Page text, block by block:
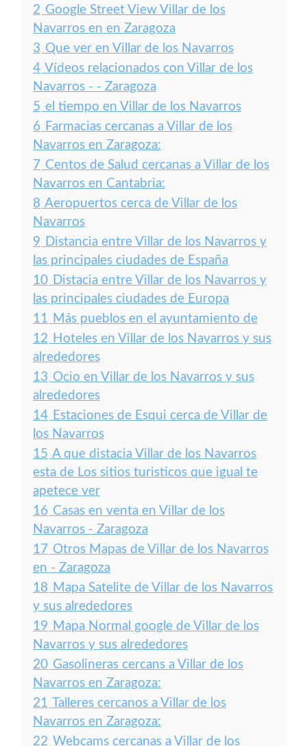
2 Google Street View Villar de los
Navarros en en Zaragoza
3 Que ver en Villar de los Navarros
4 Vídeos relacionados con Villar de los
Navarros - - Zaragoza
5 el tiempo en Villar de los Navarros
6 Farmacias cercanas a Villar de los
Navarros en Zaragoza:
7 Centos de Salud cercanas a Villar de los
Navarros en Cantabria:
8 Aeropuertos cerca de Villar de los
Navarros
9 Distancia entre Villar de los Navarros y
las principales ciudades de España
10 Distacia entre Villar de los Navarros y
las principales ciudades de Europa
11 Más pueblos en el ayuntamiento de
12 Hoteles en Villar de los Navarros y sus
alrededores
13 Ocio en Villar de los Navarros y sus
alrededores
14 Estaciones de Esqui cerca de Villar de
los Navarros
15 A que distacia Villar de los Navarros
esta de Los sitios turisticos que igual te
apetece ver
16 Casas en venta en Villar de los
Navarros - Zaragoza
17 Otros Mapas de Villar de los Navarros
en - Zaragoza
18 Mapa Satelite de Villar de los Navarros
y sus alrededores
19 Mapa Normal google de Villar de los
Navarros y sus alrededores
20 Gasolineras cercans a Villar de los
Navarros en Zaragoza:
21 Talleres cercanos a Villar de los
Navarros en Zaragoza:
22 Webcams cercanas a Villar de los